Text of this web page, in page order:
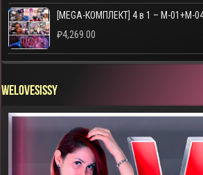
[MEGA-КОМПЛЕКТ] 4 в 1 – M-01+M-
₽4,269.00
WELOVESISSY